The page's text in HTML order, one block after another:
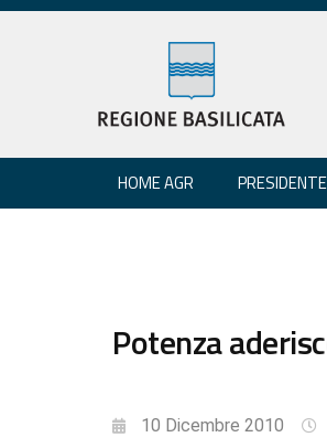
HOME AGR
Potenza
10 Dicembre 2010